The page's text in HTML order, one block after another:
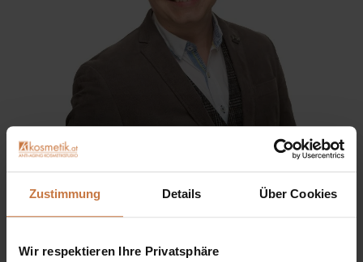
Zustimmung Details Über Cookies
Wir respektieren Ihre Privatsphäre
Sie haben eine Frage? Sie wünschen sich eine
Produktberatung oder wollen nur wissen, wie man das
kosmetische Produkt richtig anwendet?